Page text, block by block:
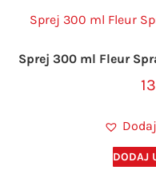
Sprej 300 ml Fleur
DODAJ